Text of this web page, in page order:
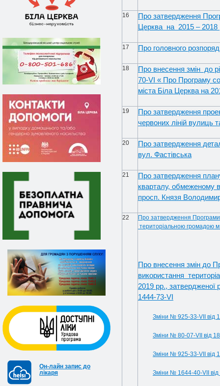
Он-лайн запис до
лікаря
16
Про затвердження
Церква на 2015 – 2018
17 Про головного
18
Про внесення змін до
70-VI « Про Програму
міста Біла Церква на
19
Про затвердження
червоних ліній вулиць
20
Про затвердження
вул. Фастівська
21
Про затвердження
кварталу, обмеженому
просп. Князя
22
Про затвердження Програми
територіальною громадою
Про внесення змін до
використання
2019 рр., затвердженої
1444-73-VI
Зміни № 925-33-VIІ від
Зміни № 80-07-VIІ від
Зміни № 925-33-VIІ від
Зміни № 1644-40-VIІ